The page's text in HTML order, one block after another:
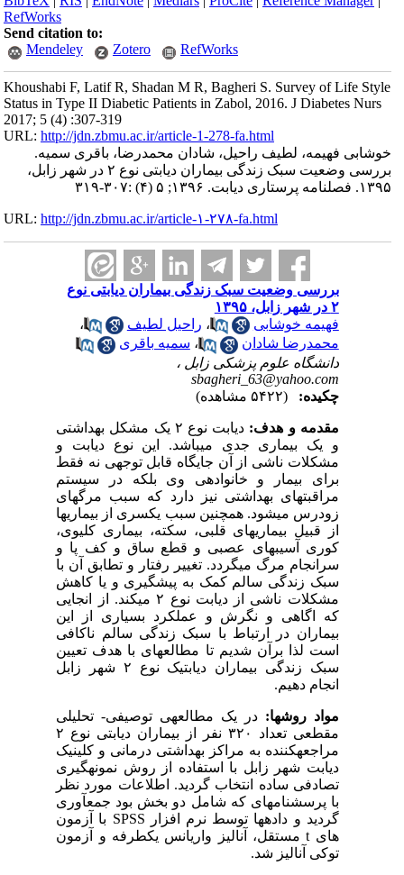
RefWorks
Send citation to:
Mendeley
Zotero RefWorks
Khoushabi F, Latif R, Shadan M R, Bagheri S. Survey of Life Style
Status in Type II Diabetic Patients in Zabol, 2016. J Diabetes Nurs
2017; 5 (4) :307-319
URL:http://jdn.zbmu.ac.ir/article-1-278-fa.html
خوشابی فهیمه، لطیف راحیل، شادان محمدرضا، باقری سمیه.
بررسی وضعیت سبک زندگی بیماران دیابتی نوع ۲ در شهر زابل،
۱۳۹۵. فصلنامه پرستاری دیابت. ۱۳۹۶; ۵ (۴) :۳۰۷-۳۱۹
URL:http://jdn.zbmu.ac.ir/article-۱-۲۷۸-fa.html
بررسی وضعیت سبک زندگی بیماران دیابتی نوع
فهیمه خوشابی
،راحیل لطیف
،
محمدرضا شادان
،سمیه باقری
دانشگاه علوم پزشکی زابل ،
sbagheri_63@yahoo.com
چکیده:
مقدمه و هدف:
دیابت نوع ۲ یک مشکل بهداشتی
و یک بیماری جدی می­باشد. این نوع دیابت و
مشکلات ناشی از آن جایگاه قابل توجهی نه فقط
برای بیمار و خانواده­ی وی بلکه در سیستم
مراقبت­های بهداشتی نیز دارد که سبب مرگ­های
زودرس می­شود. همچنین سبب یکسری از بیماری­ها
از قبیل بیماری­های قلبی، سکته، بیماری کلیوی،
کوری آسیب­های عصبی و قطع ساق و کف پا و
سرانجام مرگ می­گردد. تغییر رفتار و تطابق آن با
سبک زندگی سالم کمک به پیشگیری و یا کاهش
مشکلات ناشی از دیابت نوع ۲ می­کند. از انجایی
که اگاهی و نگرش و عملکرد بسیاری از این
بیماران در ارتباط با سبک زندگی سالم ناکافی
است لذا برآن شدیم تا مطالعه­ای با هدف تعیین
سبک زندگی بیماران دیابتیک نوع ۲ شهر زابل
انجام دهیم.
مواد روش­ها:در یک مطالعه­ی توصیفی- تحلیلی
مقطعی تعداد ۳۲۰ نفر از بیماران دیابتی نوع ۲
مراجعه­کننده به مراکز بهداشتی درمانی و کلینیک
دیابت شهر زابل با استفاده از روش نمونه­گیری
تصادفی ساده انتخاب گردید. اطلاعات مورد نظر
با پرسشنامه­ای که شامل دو بخش بود جمع­آوری
گردید و داده­ها توسط نرم افزار SPSSبا آزمون
هایt مستقل، آنالیز واریانس یک­طرفه و آزمون
توکی آنالیز شد.